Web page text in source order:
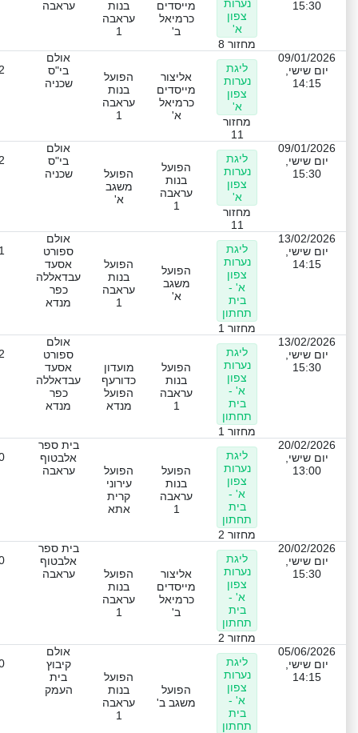
15:30
נערות
צפון
א'
מחזור 8
מייסדים
כרמיאל
ב'
בנות
עראבה
1
עראבה
09/01/2026
יום שישי,
14:15
ליגת
נערות
צפון
א'
מחזור
11
אליצור
מייסדים
כרמיאל
א'
הפועל
בנות
עראבה
1
אולם
בי"ס
שכניה
09/01/2026
יום שישי,
15:30
ליגת
נערות
צפון
א'
מחזור
11
הפועל
בנות
עראבה
1
הפועל
משגב
א'
אולם
בי"ס
שכניה
13/02/2026
יום שישי,
14:15
ליגת
נערות
צפון
א' -
בית
תחתון
מחזור 1
הפועל
משגב
א'
הפועל
בנות
עראבה
1
אולם
ספורט
אסעד
עבדאללה
כפר
מנדא
13/02/2026
יום שישי,
15:30
ליגת
נערות
צפון
א' -
בית
תחתון
מחזור 1
הפועל
בנות
עראבה
1
מועדון
כדורעף
הפועל
מנדא
אולם
ספורט
אסעד
עבדאללה
כפר
מנדא
20/02/2026
יום שישי,
13:00
ליגת
נערות
צפון
א' -
בית
תחתון
מחזור 2
הפועל
בנות
עראבה
1
הפועל
עירוני
קרית
אתא
בית ספר
אלבטוף
עראבה
20/02/2026
יום שישי,
15:30
ליגת
נערות
צפון
א' -
בית
תחתון
מחזור 2
אליצור
מייסדים
כרמיאל
ב'
הפועל
בנות
עראבה
1
בית ספר
אלבטוף
עראבה
05/06/2026
יום שישי,
14:15
ליגת
נערות
צפון
א' -
בית
תחתון
הפועל
משגב ב'
הפועל
בנות
עראבה
1
אולם
קיבוץ
בית
העמק